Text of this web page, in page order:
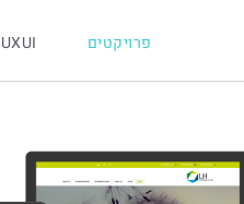
פרויקטים UXUI | אתרים